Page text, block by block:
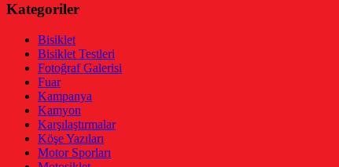
Kategoriler
Bisiklet
Bisiklet Testleri
Fotoğraf Galerisi
Fuar
Kampanya
Kamyon
Karşılaştırmalar
Köşe Yazıları
Motor Sporları